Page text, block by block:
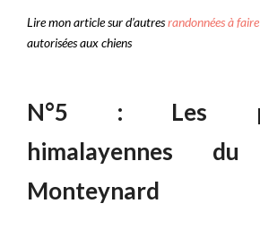
Lire mon article sur d’autresrandonnées à
autorisées aux chiens
N°5 : Les
himalayennes
Monteynard